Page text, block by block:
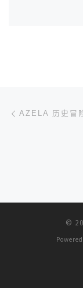
文章导航
AZELA 历史冒
©